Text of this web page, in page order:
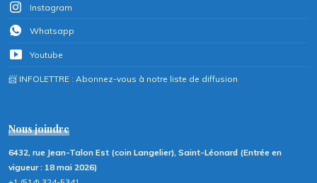
Instagram
Whatsapp
Youtube
📨 INFOLETTRE : Abonnez-vous à notre liste de diffusion
Nous joindre
6432, rue Jean-Talon Est (coin Langelier), Saint-Léonard (Entrée en
vigueur : 18 mai 2026)